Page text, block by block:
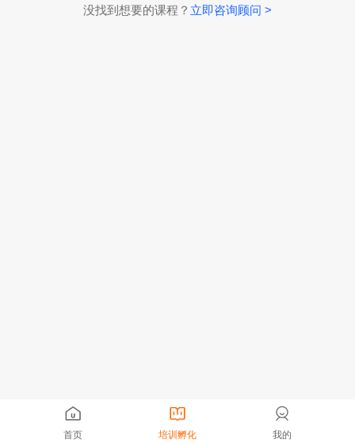
没找到想要的课程？ 立即咨询顾问 >
首页 培训孵化 我的